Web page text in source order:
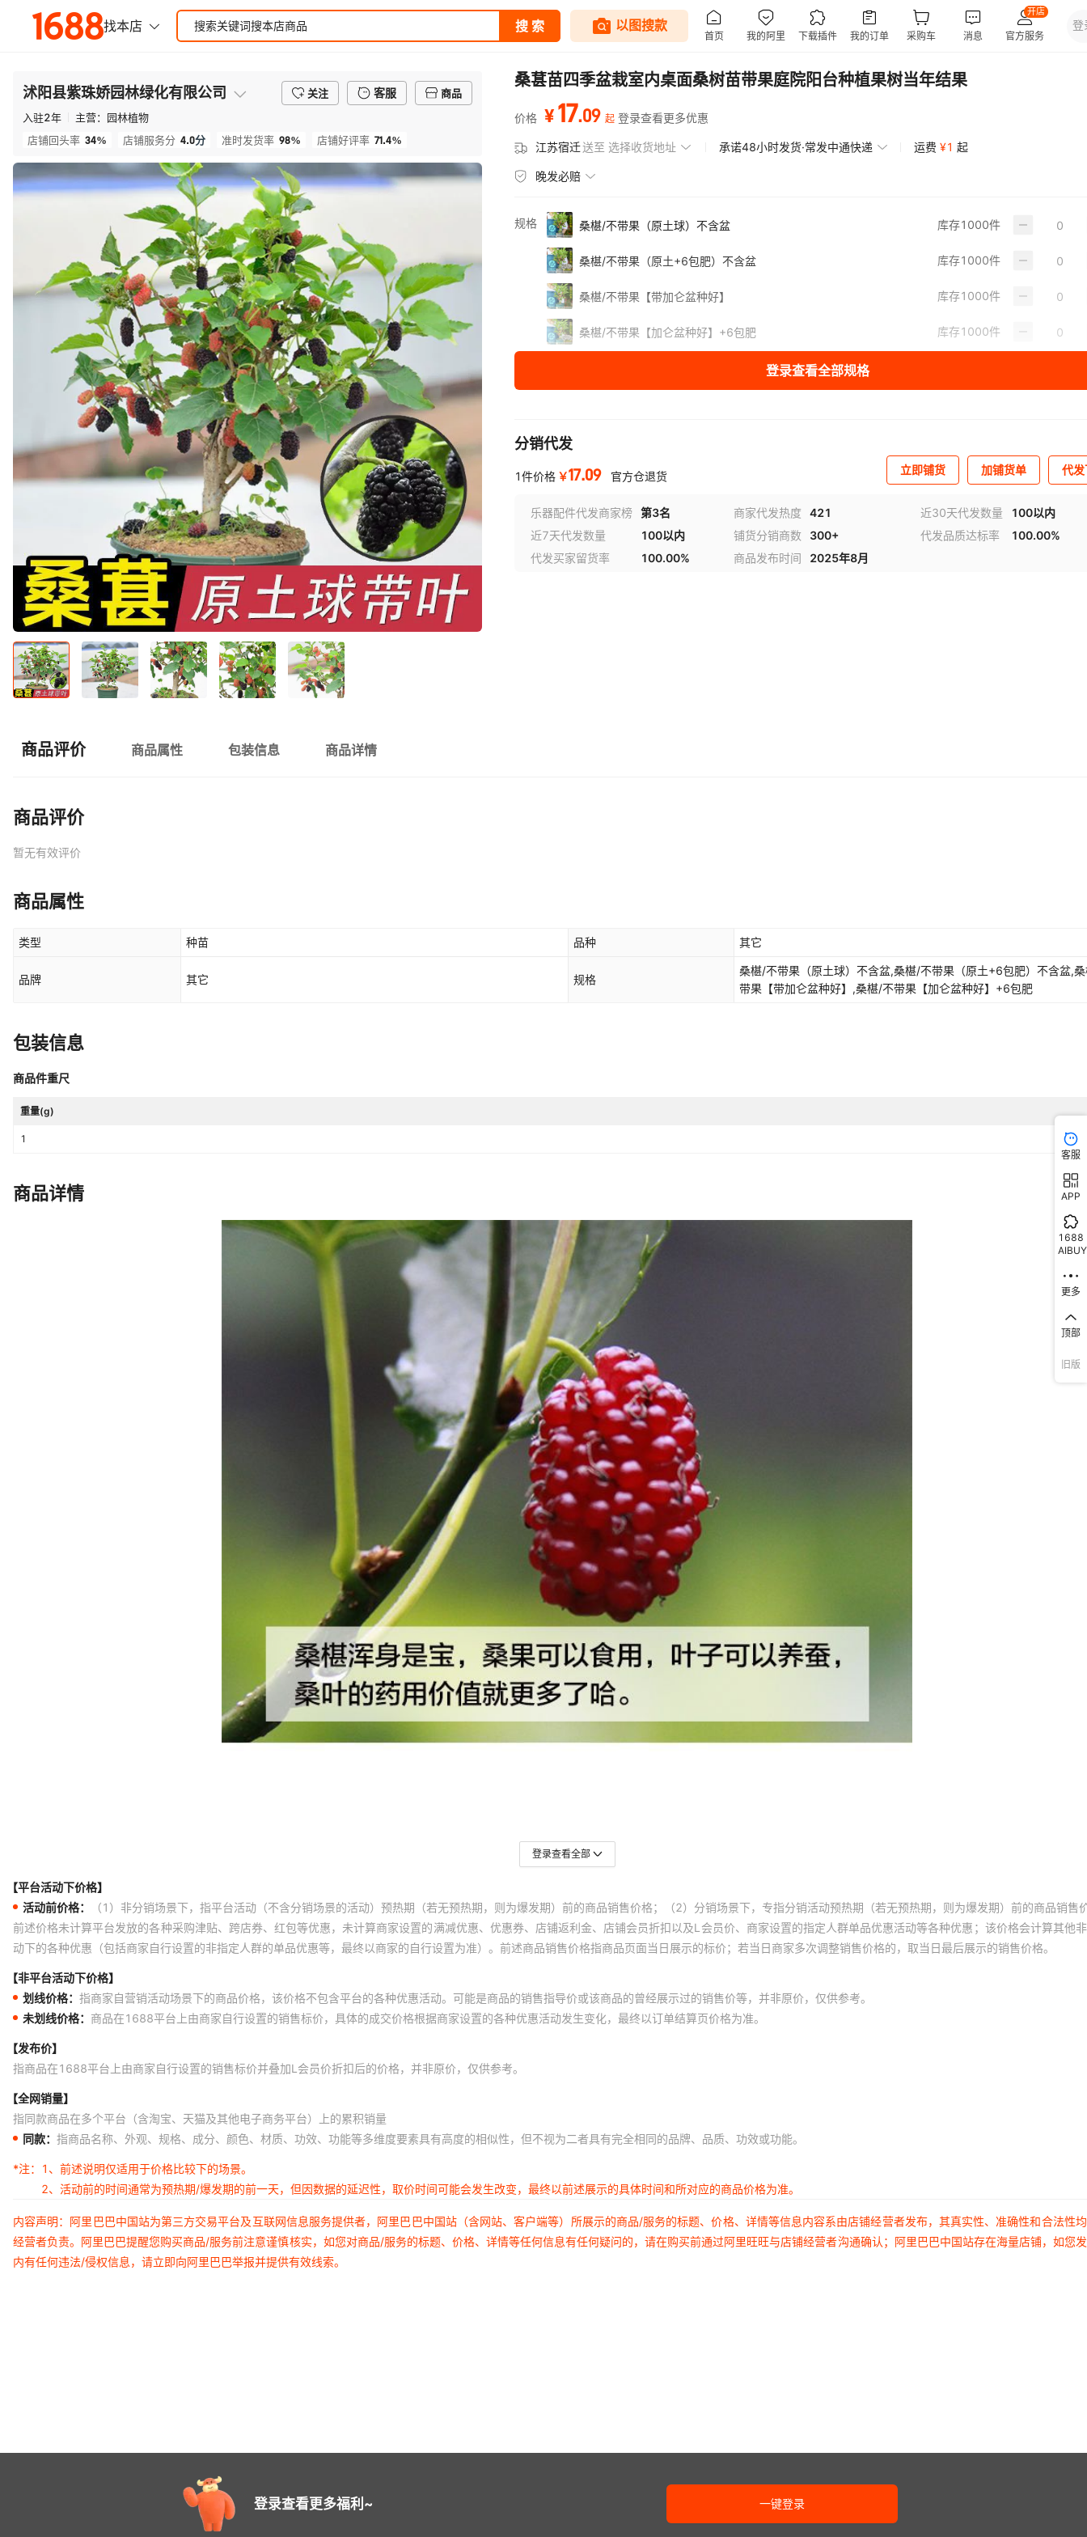
沭阳县紫珠娇园林绿化有限公司 关注 客服
商品
入驻2年 主营： 园林植物
店铺回头率 34% 店铺服务分 4.0分 准时发货率 98% 店铺好评率 71.4%
桑葚苗四季盆栽室内桌面桑树苗带果庭院阳台种植果树当年结果
价格 ¥17.09 起 登录查看更多优惠
江苏宿迁送至 选择收货地址 承诺48小时发货·常发中通快递 运费 ¥1 起
晚发必赔
规格 桑椹/不带果（原土球）不含盆 库存1000件
桑椹/不带果（原土+6包肥）不含盆 库存1000件
桑椹/不带果【带加仑盆种好】 库存1000件
桑椹/不带果【加仑盆种好】+6包肥 库存1000件
登录查看全部规格
分销代发
1件价格 ￥17.09 官方仓退货 立即铺货 加铺货单 代
乐器配件代发商家榜 第3名 商家代发热度 421 近30天代发数量
100以内
近7天代发数量
100以内 铺货分销商数 300+ 代发品质达标率
100.00%
代发买家留货率
100.00% 商品发布时间 2025年8月
商品评价 商品属性 包装信息 商品详情
商品评价
暂无有效评价
商品属性
类型 种苗 品种 其它
品牌 其它 规格
桑椹/不带果（原土球）不含盆,桑椹/不带果（原土+6包肥）不含盆,
带果【带加仑盆种好】,桑椹/不带果【加仑盆种好】+6包肥
包装信息
商品件重尺
重量(g)
1
商品详情
登录查看全部
【平台活动下价格】
活动前价格：
（1）非分销场景下，指平台活动（不含分销场景的活动）预热期（若无预热期，则为爆发期）前的商品销售价格；（2）分销场景下，专指分销活动预热期（若无预热期，则为爆发期）前的商品销售
前述价格未计算平台发放的各种采购津贴、跨店券、红包等优惠，未计算商家设置的满减优惠、优惠券、店铺返利金、店铺会员折扣以及L会员价、商家设置的指定人群单品优惠活动等各种优惠；该价格会计算其他
动下的各种优惠（包括商家自行设置的非指定人群的单品优惠等，最终以商家的自行设置为准）。前述商品销售价格指商品页面当日展示的标价；若当日商家多次调整销售价格的，取当日最后展示的销售价格。
【非平台活动下价格】
划线价格： 指商家自营销活动场景下的商品价格，该价格不包含平台的各种优惠活动。可能是商品的销售指导价或该商品的曾经展示过的销售价等，并非原价，仅供参考。
未划线价格： 商品在1688平台上由商家自行设置的销售标价，具体的成交价格根据商家设置的各种优惠活动发生变化，最终以订单结算页价格为准。
【发布价】
指商品在1688平台上由商家自行设置的销售标价并叠加L会员价折扣后的价格，并非原价，仅供参考。
【全网销量】
指同款商品在多个平台（含淘宝、天猫及其他电子商务平台）上的累积销量
同款： 指商品名称、外观、规格、成分、颜色、材质、功效、功能等多维度要素具有高度的相似性，但不视为二者具有完全相同的品牌、品质、功效或功能。
*注：
1、前述说明仅适用于价格比较下的场景。
2、活动前的时间通常为预热期/爆发期的前一天，但因数据的延迟性，取价时间可能会发生改变，最终以前述展示的具体时间和所对应的商品价格为准。
内容声明：阿里巴巴中国站为第三方交易平台及互联网信息服务提供者，阿里巴巴中国站（含网站、客户端等）所展示的商品/服务的标题、价格、详情等信息内容系由店铺经营者发布，其真实性、准确性和合法性
经营者负责。阿里巴巴提醒您购买商品/服务前注意谨慎核实，如您对商品/服务的标题、价格、详情等任何信息有任何疑问的，请在购买前通过阿里旺旺与店铺经营者沟通确认；阿里巴巴中国站存在海量店铺，如您
内有任何违法/侵权信息，请立即向阿里巴巴举报并提供有效线索。
登录查看更多福利~ 一键登录
客服
APP
1688
AIBUY
更多
顶部
旧版